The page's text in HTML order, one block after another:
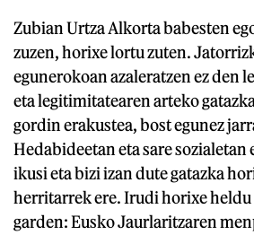
Zubian Urtza Alkorta babesten
zuzen, horixe lortu zuten.
egunerokoan azaleratzen ez den
eta legitimitatearen arteko
gordin erakustea, bost egunez
Hedabideetan eta sare sozialetan
ikusi eta bizi izan dute gatazka
herritarrek ere. Irudi horixe
garden: Eusko Jaurlaritzaren